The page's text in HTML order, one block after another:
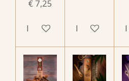
€ 7,25
In winkelwagen
In